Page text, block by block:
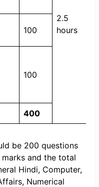
2.5
hours
100
100
400
be 200 questions
and the total
Hindi, Computer,
Numerical